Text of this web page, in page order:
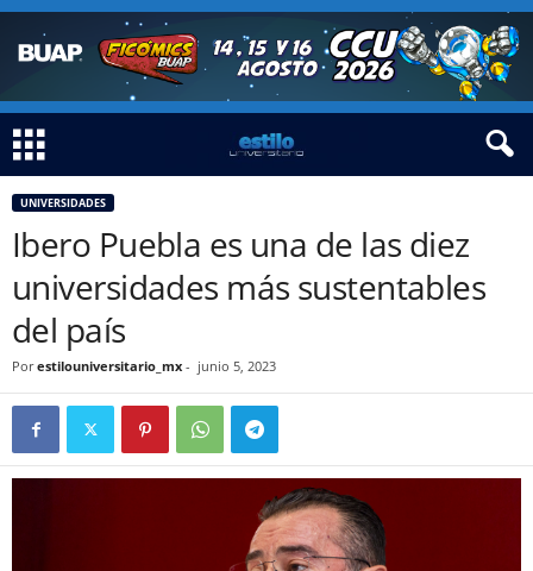
UNIVERSIDADES
Ibero Puebla es una de las diez
universidades más sustentables
del país
Por estilouniversitario_mx - junio 5, 2023